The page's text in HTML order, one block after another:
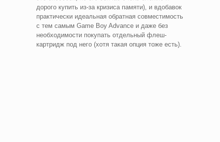
дорого купить из-за кризиса памяти), и вдобавок
практически идеальная обратная совместимость
с тем самым Game Boy Advance и даже без
необходимости покупать отдельный флеш-
картридж под него (хотя такая опция тоже есть).